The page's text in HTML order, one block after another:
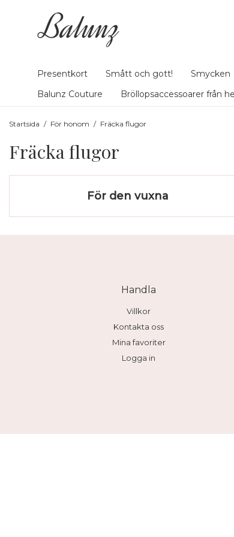
Presentkort Smått och gott! Smycken
Balunz Couture
Bröllopsaccessoarer från
Startsida / För honom / Fräcka flugor
Fräcka flugor
För den vuxna
Handla
Villkor
Kontakta oss
Mina favoriter
Logga in